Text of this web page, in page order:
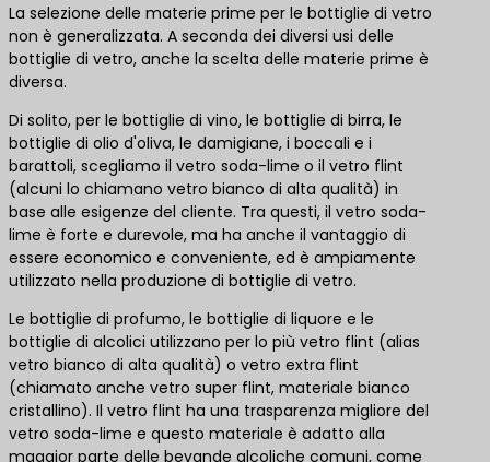
La selezione delle materie prime per le bottiglie di vetro
non è generalizzata. A seconda dei diversi usi delle
bottiglie di vetro, anche la scelta delle materie prime è
diversa.
Di solito, per le bottiglie di vino, le bottiglie di birra, le
bottiglie di olio d'oliva, le damigiane, i boccali e i
barattoli, scegliamo il vetro soda-lime o il vetro flint
(alcuni lo chiamano vetro bianco di alta qualità) in
base alle esigenze del cliente. Tra questi, il vetro soda-
lime è forte e durevole, ma ha anche il vantaggio di
essere economico e conveniente, ed è ampiamente
utilizzato nella produzione di bottiglie di vetro.
Le bottiglie di profumo, le bottiglie di liquore e le
bottiglie di alcolici utilizzano per lo più vetro flint (alias
vetro bianco di alta qualità) o vetro extra flint
(chiamato anche vetro super flint, materiale bianco
cristallino). Il vetro flint ha una trasparenza migliore del
vetro soda-lime e questo materiale è adatto alla
maggior parte delle bevande alcoliche comuni, come